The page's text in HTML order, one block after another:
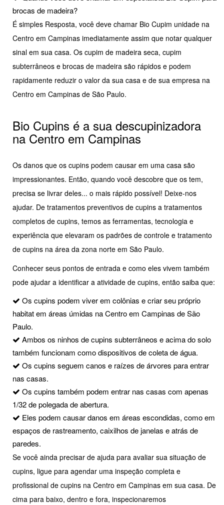
brocas de madeira?
É simples Resposta, você deve chamar Bio Cupim unidade na
Centro em Campinas imediatamente assim que notar qualquer
sinal em sua casa. Os cupim de madeira seca, cupim
subterrâneos e brocas de madeira são rápidos e podem
rapidamente reduzir o valor da sua casa e de sua empresa na
Centro em Campinas de São Paulo.
Bio Cupins é a sua descupinizadora
na Centro em Campinas
Os danos que os cupins podem causar em uma casa são
impressionantes. Então, quando você descobre que os tem,
precisa se livrar deles... o mais rápido possível! Deixe-nos
ajudar. De tratamentos preventivos de cupins a tratamentos
completos de cupins, temos as ferramentas, tecnologia e
experiência que elevaram os padrões de controle e tratamento
de cupins na área da zona norte em São Paulo.
Conhecer seus pontos de entrada e como eles vivem também
pode ajudar a identificar a atividade de cupins, então saiba que:
Os cupins podem viver em colônias e criar seu próprio
habitat em áreas úmidas na Centro em Campinas de São
Paulo.
Ambos os ninhos de cupins subterrâneos e acima do solo
também funcionam como dispositivos de coleta de água.
Os cupins seguem canos e raízes de árvores para entrar
nas casas.
Os cupins também podem entrar nas casas com apenas
1/32 de polegada de abertura.
Eles podem causar danos em áreas escondidas, como em
espaços de rastreamento, caixilhos de janelas e atrás de
paredes.
Se você ainda precisar de ajuda para avaliar sua situação de
cupins, ligue para agendar uma inspeção completa e
profissional de cupins na Centro em Campinas em sua casa. De
cima para baixo, dentro e fora, inspecionaremos